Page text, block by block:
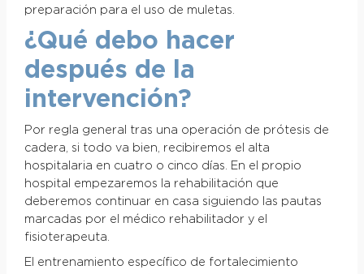
preparación para el uso de muletas.
¿Qué debo hacer
después de la
intervención?
Por regla general tras una operación de prótesis de
cadera, si todo va bien, recibiremos el alta
hospitalaria en cuatro o cinco días. En el propio
hospital empezaremos la rehabilitación que
deberemos continuar en casa siguiendo las pautas
marcadas por el médico rehabilitador y el
fisioterapeuta.
El entrenamiento específico de fortalecimiento